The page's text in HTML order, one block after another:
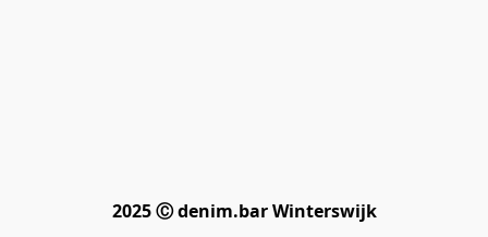
2025 Ⓒ denim.bar Winterswijk